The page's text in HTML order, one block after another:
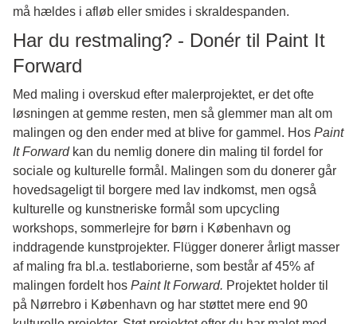
må hældes i afløb eller smides i skraldespanden.
Har du restmaling? - Donér til Paint It
Forward
Med maling i overskud efter malerprojektet, er det ofte
løsningen at gemme resten, men så glemmer man alt om
malingen og den ender med at blive for gammel. Hos Paint
It Forward kan du nemlig donere din maling til fordel for
sociale og kulturelle formål. Malingen som du donerer går
hovedsageligt til borgere med lav indkomst, men også
kulturelle og kunstneriske formål som upcycling
workshops, sommerlejre for børn i København og
inddragende kunstprojekter. Flügger donerer årligt masser
af maling fra bl.a. testlaborierne, som består af 45% af
malingen fordelt hos Paint It Forward. Projektet holder til
på Nørrebro i København og har støttet mere end 90